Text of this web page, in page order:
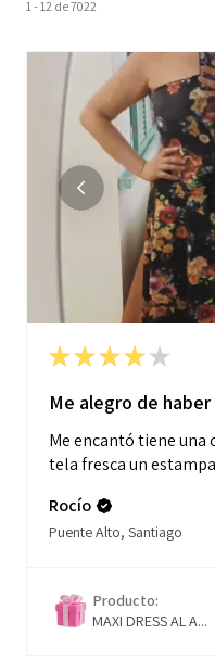
1 - 12 de 7022
★★★★ ★
Me alegro de
Me encantó tiene una
tela fresca un
Rocío
Puente Alto, Santiago
Producto:
MAXI DRESS AL A...